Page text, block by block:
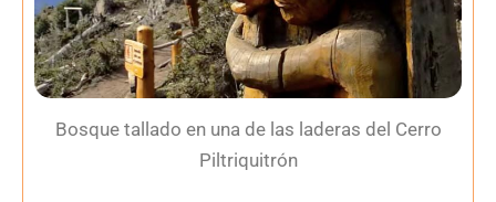
Bosque tallado en una de las laderas del Cerro
Piltriquitrón